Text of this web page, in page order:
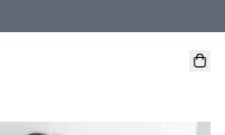
適用於 本地送貨、本地取貨 )